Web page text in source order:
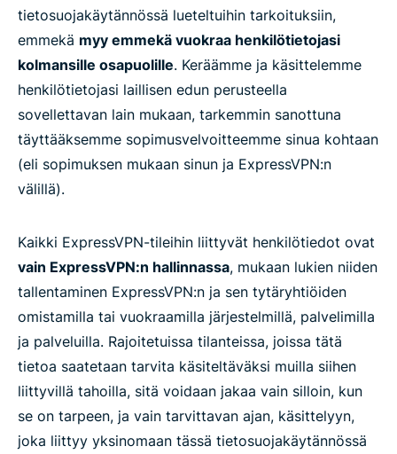
tietosuojakäytännössä lueteltuihin tarkoituksiin,
emmekä myy emmekä vuokraa henkilötietojasi
kolmansille osapuolille. Keräämme ja käsittelemme
henkilötietojasi laillisen edun perusteella
sovellettavan lain mukaan, tarkemmin sanottuna
täyttääksemme sopimusvelvoitteemme sinua kohtaan
(eli sopimuksen mukaan sinun ja ExpressVPN:n
välillä).
Kaikki ExpressVPN-tileihin liittyvät henkilötiedot ovat
vain ExpressVPN:n hallinnassa, mukaan lukien niiden
tallentaminen ExpressVPN:n ja sen tytäryhtiöiden
omistamilla tai vuokraamilla järjestelmillä, palvelimilla
ja palveluilla. Rajoitetuissa tilanteissa, joissa tätä
tietoa saatetaan tarvita käsiteltäväksi muilla siihen
liittyvillä tahoilla, sitä voidaan jakaa vain silloin, kun
se on tarpeen, ja vain tarvittavan ajan, käsittelyyn,
joka liittyy yksinomaan tässä tietosuojakäytännössä